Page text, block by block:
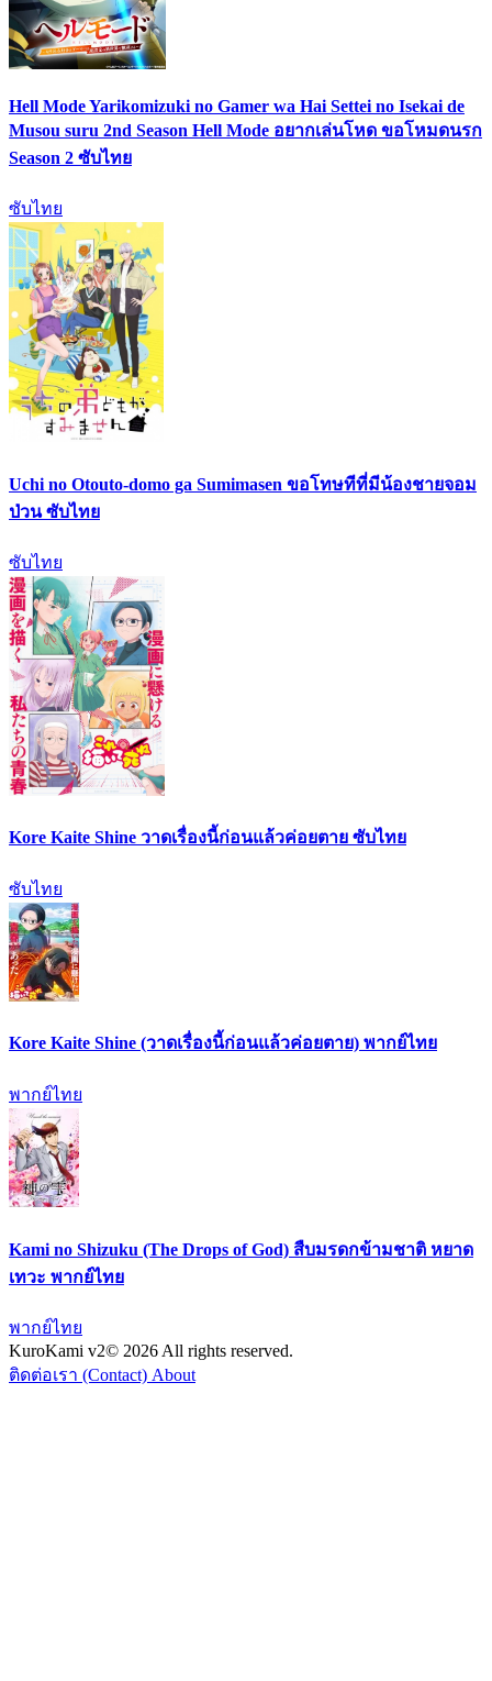
Hell Mode Yarikomizuki no Gamer wa Hai Settei no Isekai de
Musou suru 2nd Season Hell Mode อยากเล่นโหด ขอโหมดนรก
Season 2 ซับไทย
ซับไทย
Uchi no Otouto-domo ga Sumimasen ขอโทษทีที่มีน้องชายจอม
ป่วน ซับไทย
ซับไทย
Kore Kaite Shine วาดเรื่องนี้ก่อนแล้วค่อยตาย ซับไทย
ซับไทย
Kore Kaite Shine (วาดเรื่องนี้ก่อนแล้วค่อยตาย) พากย์ไทย
พากย์ไทย
Kami no Shizuku (The Drops of God) สืบมรดกข้ามชาติ หยาด
เทวะ พากย์ไทย
พากย์ไทย
KuroKami v2© 2026 All rights reserved.
ติดต่อเรา (Contact) About